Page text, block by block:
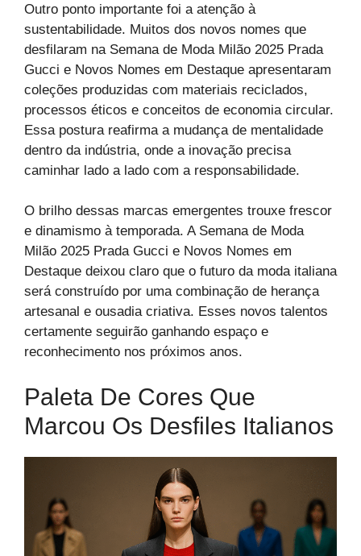
Outro ponto importante foi a atenção à
sustentabilidade. Muitos dos novos nomes que
desfilaram na Semana de Moda Milão 2025 Prada
Gucci e Novos Nomes em Destaque apresentaram
coleções produzidas com materiais reciclados,
processos éticos e conceitos de economia circular.
Essa postura reafirma a mudança de mentalidade
dentro da indústria, onde a inovação precisa
caminhar lado a lado com a responsabilidade.
O brilho dessas marcas emergentes trouxe frescor
e dinamismo à temporada. A Semana de Moda
Milão 2025 Prada Gucci e Novos Nomes em
Destaque deixou claro que o futuro da moda italiana
será construído por uma combinação de herança
artesanal e ousadia criativa. Esses novos talentos
certamente seguirão ganhando espaço e
reconhecimento nos próximos anos.
Paleta De Cores Que
Marcou Os Desfiles Italianos